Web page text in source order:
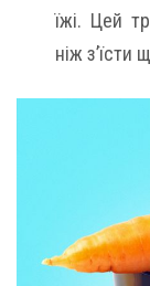
їжі. Цей
ніж з’їсти